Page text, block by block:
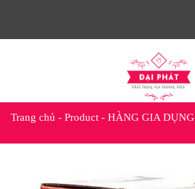
Trang chủ - Product - HÀNG GIA DỤNG